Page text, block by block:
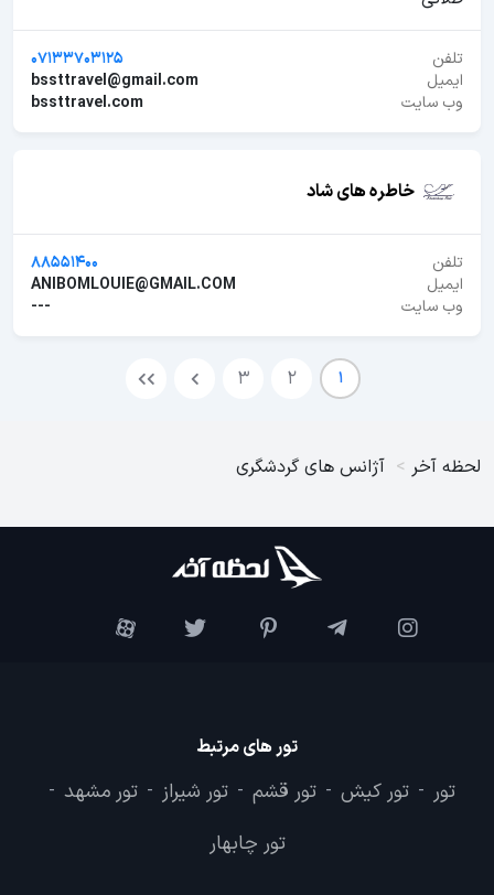
تلفن
07133703125
ایمیل
bssttravel@gmail.com
وب سایت
bssttravel.com
خاطره های شاد
تلفن
88551400
ایمیل
ANIBOMLOUIE@GMAIL.COM
وب سایت
---
1
2
3
لحظه آخر آژانس های گردشگری
تور های مرتبط
تور - تور کیش - تور قشم - تور شیراز - تور مشهد -
تور چابهار